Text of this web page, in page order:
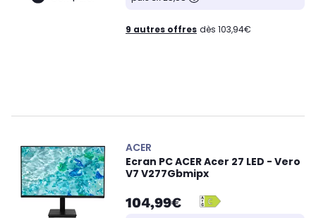
9 autres offres dès 103,94€
ACER
Ecran PC ACER Acer 27 LED - Vero
V7 V277Gbmipx
104,99€